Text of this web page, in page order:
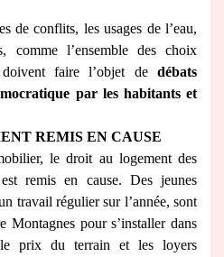
de conflits, les usages de l’eau,
comme l’ensemble des choix
faire l’objet de débats
par les habitants et
REMIS EN CAUSE
le droit au logement des
remis en cause. Des jeunes
travail régulier sur l’année, sont
Montagnes pour s’installer dans
prix du terrain et les loyers